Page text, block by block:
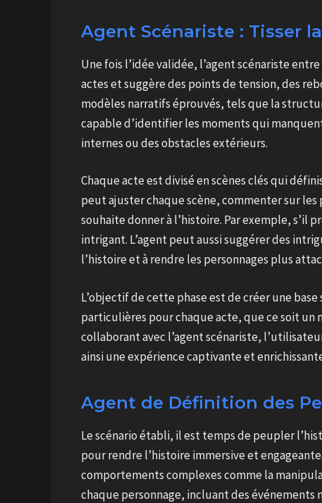
Agent Scénariste : Tisser
Une fois l’idée validée, l’agent scénariste
actes et suggère des points de tension, des
modèles narratifs éprouvés, tels que la
capable d’identifier les moments qui
internes ou des obstacles extérieurs.
Chaque acte est divisé en scènes clés qui
peut ajuster chaque scène, commenter sur
souhaite donner à l’histoire. Par exemple, s’il
intrigant. L’agent peut aussi suggérer des
l’histoire et à rendre les personnages plus
L’objectif de cette phase est de créer une
particulières pour chaque acte, que ce soit un
collaborant avec l’agent scénariste,
ainsi une expérience captivante et
Agent de Définition des
Le scénario établi, il est temps de peupler
pour rendre l’histoire immersive et
comportements complexes comme la
chaque personnage, incluant des